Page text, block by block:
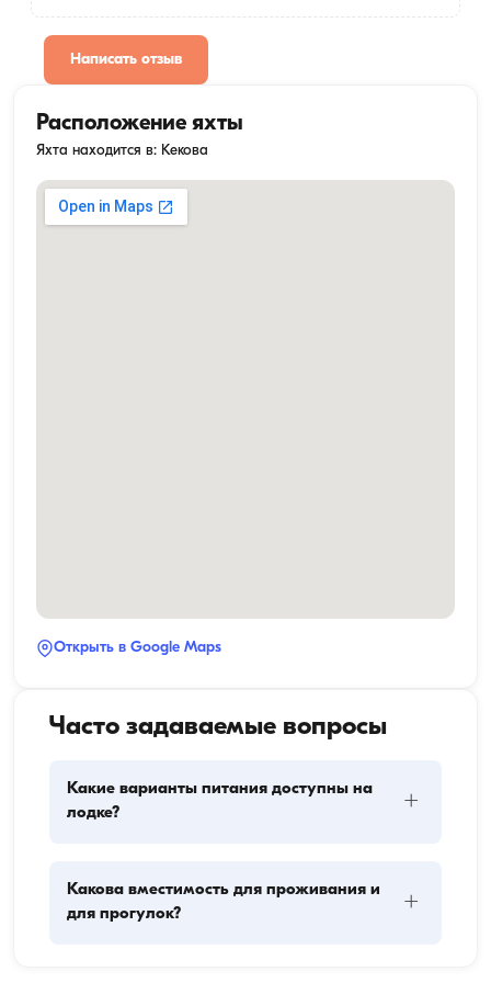
Написать отзыв
Расположение яхты
Яхта находится в: Кекова
Открыть в Google Maps
Часто задаваемые вопросы
Какие варианты питания доступны на
лодке?
+
основных компонента: закупку провизии и
приготовление пищи. Гости могут сами заняться
Какова вместимость для проживания и
для прогулок?
+